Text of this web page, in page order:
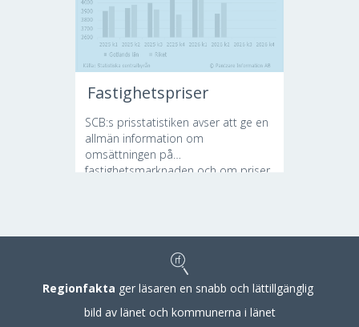
Fastighetspriser
SCB:s prisstatistiken avser att ge en
allmän information om
omsättningen på
fastighetsmarknaden och om priser
Regionfakta ger läsaren en snabb och lättillgänglig
bild av länet och kommunerna i länet